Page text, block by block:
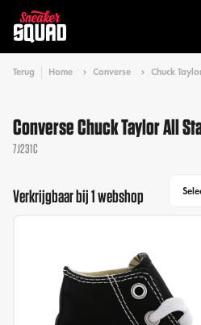
Terug Home Converse Chuck
Converse Chuck Taylor All
7J231C
Verkrijgbaar bij 1 webshop